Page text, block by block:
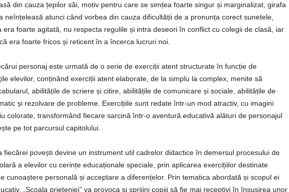
din cauza țepilor săi, motiv pentru care se simțea foarte singur și marginalizat, girafa
neînțeleasă atunci când vorbea din cauza dificultății de a pronunța corect sunetele,
era foarte agitată, nu respecta regulile și intra deseori în conflict cu colegii de clasă, iar
era foarte fricos și reticent în a încerca lucruri noi.
personaj este urmată de o serie de exerciții atent structurate în funcție de
elevilor, conținând exerciții atent elaborate, de la simplu la complex, menite să
abilitățile de scriere și citire, abilitățile de comunicare și sociale, abilitățile de
și rezolvare de probleme. Exercițiile sunt redate într-un mod atractiv, cu imagini
colorate, transformând fiecare sarcină într-o aventură educativă alături de personajul
pe tot parcursul capitolului.
fiecărei povești devine un instrument util cadrelor didactice în demersul procesului de
a elevilor cu cerințe educaționale speciale, prin aplicarea exercițiilor destinate
cunoaștere personală și acceptare a diferențelor. Prin tematica abordată și scopul ei
„Școala prieteniei” va provoca și sprijini copiii să fie mai receptivi în însușirea unor